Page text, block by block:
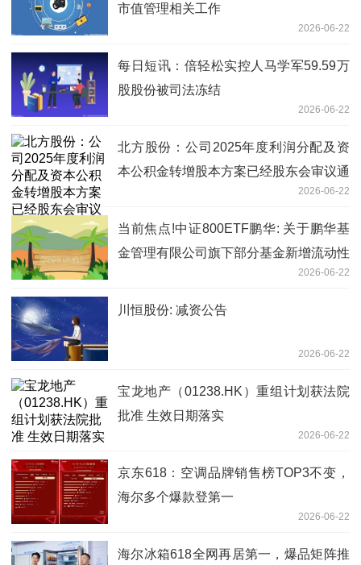
市值管理相关工作
2026-06-22
每日短讯：倍轻松实控人马学军59.59万
股股份被司法冻结
2026-06-22
北方股份：公司2025年度利润分配及资
本公积金转增股本方案已经股东会审议通
2026-06-22
当前焦点!中证800ETF鹏华: 关于鹏华基
金管理有限公司旗下部分基金新增流动性
2026-06-22
川恒股份: 减资公告
2026-06-22
宝龙地产（01238.HK）重组计划获法院
批准 生效日期落实
2026-06-22
京东618：空调品牌销售榜TOP3不变，
海尔多个爆款登第一
2026-06-22
海尔冰箱618全网再居第一，爆品矩阵推